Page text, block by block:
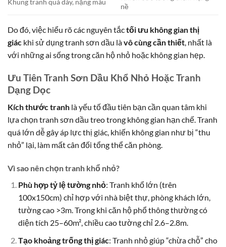
nề
Do đó, việc hiểu rõ các nguyên tắctối ưu không gian thị
giác khi sử dụng tranh sơn dầu làvô cùng cần thiết, nhất là
với những ai sống trong căn hộ nhỏ hoặc không gian hẹp.
Ưu Tiên Tranh Sơn Dầu Khổ Nhỏ Hoặc Tranh
Dạng Dọc
Kích thước tranh là yếu tố đầu tiên bạn cần quan tâm khi
lựa chọn tranh sơn dầu treo trong không gian hạn chế. Tranh
quá lớn dễ gây áp lực thị giác, khiến không gian như bị “thu
nhỏ” lại, làm mất cân đối tổng thể căn phòng.
Vì sao nên chọn tranh khổ nhỏ?
Phù hợp tỷ lệ tường nhỏ: Tranh khổ lớn (trên
100x150cm) chỉ hợp với nhà biệt thự, phòng khách lớn,
tường cao >3m. Trong khi căn hộ phổ thông thường có
diện tích 25–60m², chiều cao tường chỉ 2.6–2.8m.
Tạo khoảng trống thị giác: Tranh nhỏ giúp “chừa chỗ” cho